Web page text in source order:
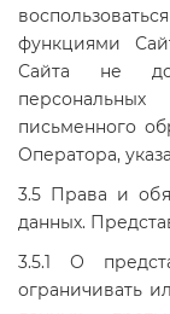
функциями
Сайта не
письменного
Оператора,
3.5 Права и
данных.
3.5.1 О
ограничивать